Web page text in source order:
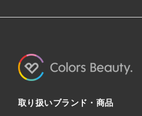
取り扱いブランド・商品